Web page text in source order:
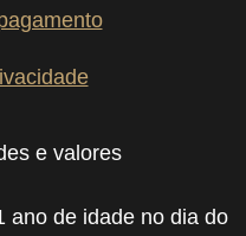
e valores
ano de idade no dia do